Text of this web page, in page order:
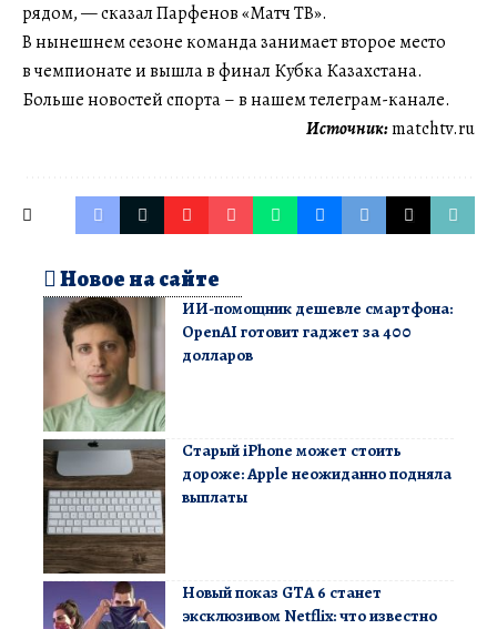
рядом, — сказал Парфенов «Матч ТВ».
В нынешнем сезоне команда занимает второе место
в чемпионате и вышла в финал Кубка Казахстана.
Больше новостей спорта – в нашем телеграм-канале.
Источник:matchtv.ru
Новое на сайте
ИИ-помощник дешевле смартфона:
OpenAI готовит гаджет за 400
долларов
Старый iPhone может стоить
дороже: Apple неожиданно подняла
выплаты
Новый показ GTA 6 станет
эксклюзивом Netflix: что известно